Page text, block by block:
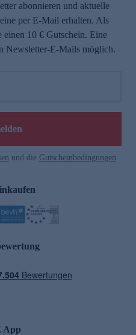
abonnieren und aktuelle
per E-Mail erhalten. Als
einen 10 € Gutschein. Eine
Newsletter-E-Mails möglich.
und die Gutscheinbedingungen
App